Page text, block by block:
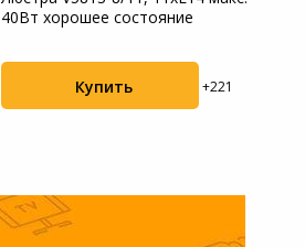
40Вт хорошее состояние
Купить +221